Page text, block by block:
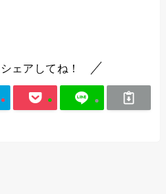
ェアしてね！